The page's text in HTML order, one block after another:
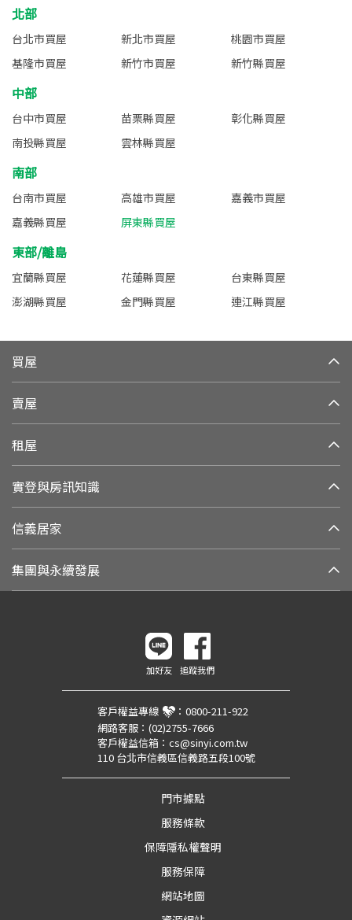
北部
台北市買屋 新北市買屋
桃園市買屋
基隆市買屋
新竹市買屋 新竹縣買屋
中部
台中市買屋 苗栗縣買屋
彰化縣買屋
南投縣買屋
雲林縣買屋
南部
台南市買屋 高雄市買屋
嘉義市買屋
嘉義縣買屋
屏東縣買屋
東部/離島
宜蘭縣買屋 花蓮縣買屋
台東縣買屋
澎湖縣買屋
金門縣買屋 連江縣買屋
買屋
賣屋
租屋
實登與房訊知識
信義居家
集團與永續發展
加好友 追蹤我們
客戶權益專線 ： 0800-211-922
網路客服： (02)2755-7666
客戶權益信箱： cs@sinyi.com.tw
110 台北市信義區信義路五段100號
門市據點
服務條款
保障隱私權聲明
服務保障
網站地圖